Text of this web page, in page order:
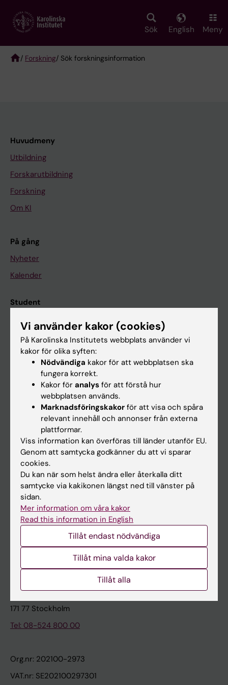
main
Sök English Meny
/ Forskning/ Sök forskningsinformation
Huvudmeny
Utbildning
Forskarutbildning
Forskning
Om KI
På gång
Nyheter
Kalender
Student
Ladok
Canvas
Schema
Studentmejlen
Kurs- och programwebbar
Student på KI
Medarbetare
Medarbetarportalen
Kontakta och besök KI
Universitetsbiblioteket
Stöd forskning och utbildning
Karolinska Institutet Innovation
Kontakta presstjänsten
Karolinska Institutet
171 77 Stockholm
Tel: 08-524 800 00
Org.nr: 202100-2973
VAT.nr: SE202100297301
Vi använder kakor (cookies)
På Karolinska Institutets webbplats använder vi
kakor för olika syften:
Nödvändiga kakor för att webbplatsen ska
fungera korrekt.
Kakor för analys för att förstå hur
webbplatsen används.
Marknadsföringskakor för att visa och spåra
relevant innehåll och annonser från externa
plattformar.
Viss information kan överföras till länder utanför EU.
Genom att samtycka godkänner du att vi sparar
cookies.
Du kan när som helst ändra eller återkalla ditt
samtycke via kakikonen längst ned till vänster på
sidan.
Mer information om våra kakor
Read this information in English
Tillåt endast nödvändiga
Tillåt mina valda kakor
Tillåt alla